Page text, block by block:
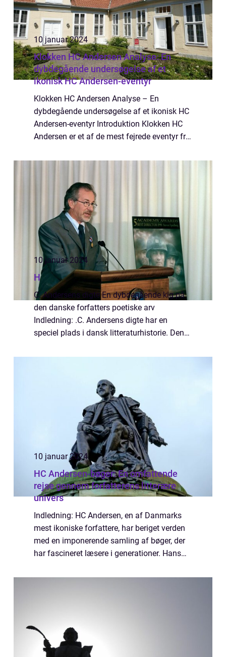
10 januar 2024
Klokken HC Andersen Analyse: En
dybdegående undersøgelse af et
ikonisk HC Andersen-eventyr
Klokken HC Andersen Analyse – En
dybdegående undersøgelse af et ikonisk HC
Andersen-eventyr Introduktion Klokken HC
Andersen er et af de mest fejrede eventyr fra
Andersen. Eventyret er skrevet i 1835 og ...
10 januar 2024
H
C. Andersens digte En dybdegående kig på
den danske forfatters poetiske arv
Indledning: .C. Andersens digte har en
speciel plads i dansk litteraturhistorie. Den
omfattende værk af poesi, der har inspireret
10 januar 2024
HC Andersen-bøger: En omfattende
rejse gennem forfatterens litterære
univers
Indledning: HC Andersen, en af Danmarks
mest ikoniske forfattere, har beriget verden
med en imponerende samling af bøger, der
har fascineret læsere i generationer. Hans
bevare deres popularitet og relevans ...